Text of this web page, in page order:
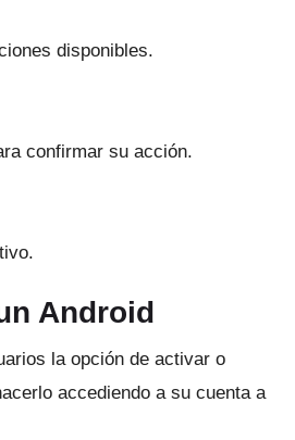
disponibles.
confirmar su acción.
Android
la opción de activar o
accediendo a su cuenta a